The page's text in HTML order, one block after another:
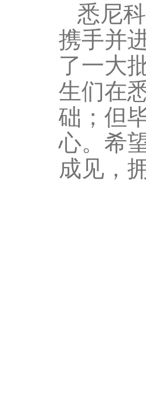
悉尼
携手并
了一大
生们在
础；但
心。希
成见，